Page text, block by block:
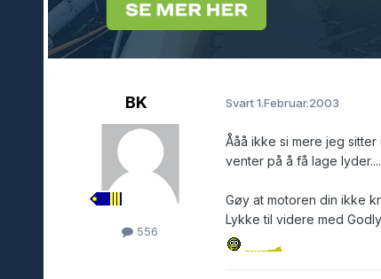
BK
556
Svart1.Februar.2003
Ååå ikke si mere jeg
venter på å få lage
Gøy at motoren din ikke
Lykke til videre med